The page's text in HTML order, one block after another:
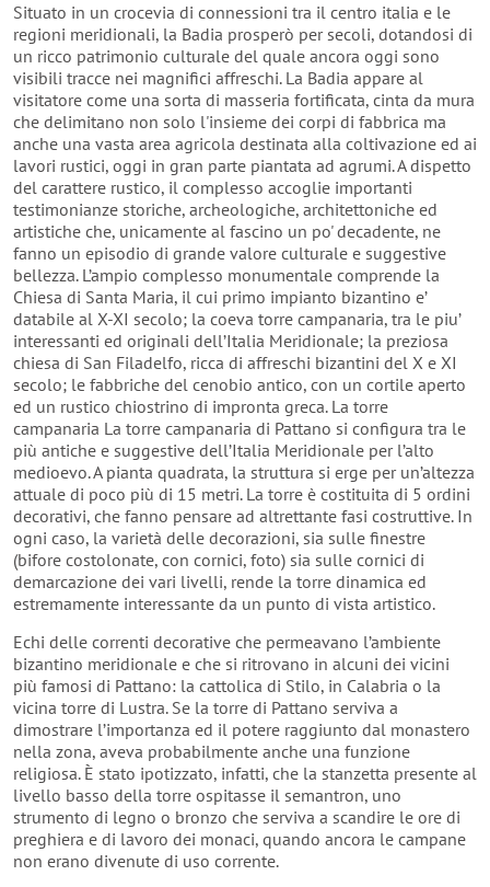
Situato in un crocevia di connessioni tra il centro italia e le
regioni meridionali, la Badia prosperò per secoli, dotandosi di
un ricco patrimonio culturale del quale ancora oggi sono
visibili tracce nei magnifici affreschi. La Badia appare al
visitatore come una sorta di masseria fortificata, cinta da mura
che delimitano non solo l'insieme dei corpi di fabbrica ma
anche una vasta area agricola destinata alla coltivazione ed ai
lavori rustici, oggi in gran parte piantata ad agrumi. A dispetto
del carattere rustico, il complesso accoglie importanti
testimonianze storiche, archeologiche, architettoniche ed
artistiche che, unicamente al fascino un po' decadente, ne
fanno un episodio di grande valore culturale e suggestive
bellezza. L’ampio complesso monumentale comprende la
Chiesa di Santa Maria, il cui primo impianto bizantino e’
databile al X-XI secolo; la coeva torre campanaria, tra le piu’
interessanti ed originali dell’Italia Meridionale; la preziosa
chiesa di San Filadelfo, ricca di affreschi bizantini del X e XI
secolo; le fabbriche del cenobio antico, con un cortile aperto
ed un rustico chiostrino di impronta greca. La torre
campanaria La torre campanaria di Pattano si configura tra le
più antiche e suggestive dell’Italia Meridionale per l’alto
medioevo. A pianta quadrata, la struttura si erge per un’altezza
attuale di poco più di 15 metri. La torre è costituita di 5 ordini
decorativi, che fanno pensare ad altrettante fasi costruttive. In
ogni caso, la varietà delle decorazioni, sia sulle finestre
(bifore costolonate, con cornici, foto) sia sulle cornici di
demarcazione dei vari livelli, rende la torre dinamica ed
estremamente interessante da un punto di vista artistico.
Echi delle correnti decorative che permeavano l’ambiente
bizantino meridionale e che si ritrovano in alcuni dei vicini
più famosi di Pattano: la cattolica di Stilo, in Calabria o la
vicina torre di Lustra. Se la torre di Pattano serviva a
dimostrare l’importanza ed il potere raggiunto dal monastero
nella zona, aveva probabilmente anche una funzione
religiosa. È stato ipotizzato, infatti, che la stanzetta presente al
livello basso della torre ospitasse il semantron, uno
strumento di legno o bronzo che serviva a scandire le ore di
preghiera e di lavoro dei monaci, quando ancora le campane
non erano divenute di uso corrente.